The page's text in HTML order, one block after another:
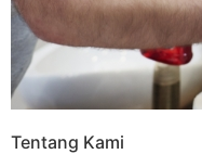
Tentang Kami